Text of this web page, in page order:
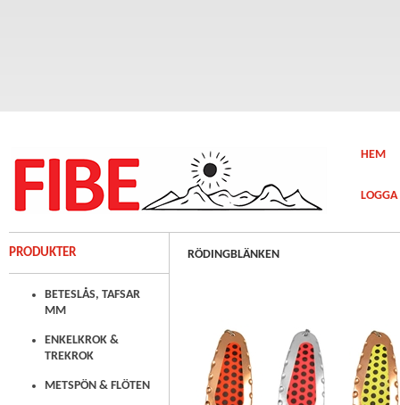
HEM
PRODUKTER
BETESLÅS, TAFSAR
MM
ENKELKROK &
TREKROK
METSPÖN & FLÖTEN
RÖDINGBLÄNKEN